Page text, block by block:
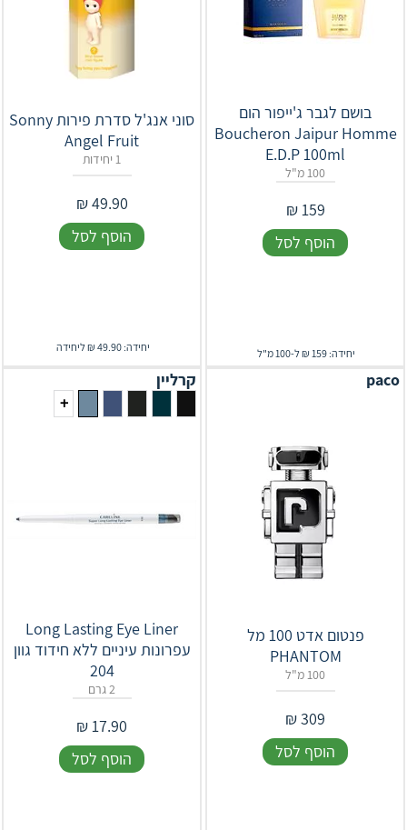
בושם לגבר ג'ייפור הום
Boucheron Jaipur Homme
E.D.P 100ml
100 מ"ל
159
₪
הוסף לסל
יחידה: 159 ₪ ל-100 מ"ל
סוני אנג'ל סדרת פירות Sonny
Angel Fruit
1 יחידות
49.90
₪
הוסף לסל
יחידה: 49.90 ₪ ליחידה
paco
פנטום אדט 100 מל
PHANTOM
100 מ"ל
309
₪
הוסף לסל
קרליין
+
Long Lasting Eye Liner
עפרונות עיניים ללא חידוד גוון
204
2 גרם
17.90
₪
הוסף לסל